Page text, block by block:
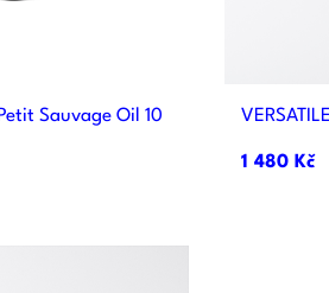
náhled
Sauvage Oil 10
1 480 Kč